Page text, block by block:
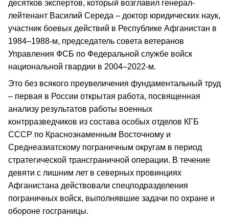
десятков экспертов, который возглавил генерал-
лейтенант Василий Середа – доктор юридических наук,
участник боевых действий в Республике Афганистан в
1984–1988-м, председатель совета ветеранов
Управления ФСБ по Федеральной службе войск
национальной гвардии в 2004–2022-м.
Это без всякого преувеличения фундаментальный труд
– первая в России открытая работа, посвященная
анализу результатов работы военных
контрразведчиков из состава особых отделов КГБ
СССР по Краснознаменным Восточному и
Среднеазиатскому пограничным округам в период
стратегической трансграничной операции. В течение
девяти с лишним лет в северных провинциях
Афганистана действовали спецподразделения
пограничных войск, выполнявшие задачи по охране и
обороне госграницы.